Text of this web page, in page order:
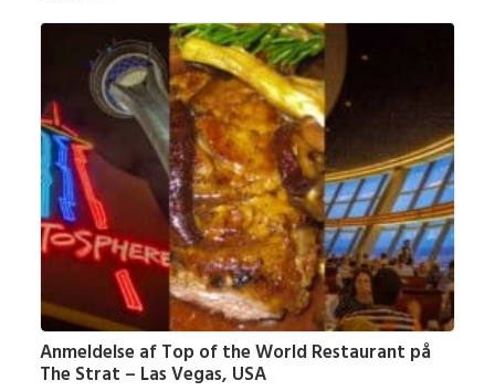
Anmeldelse af Top of the World Restaurant på
The Strat – Las Vegas, USA